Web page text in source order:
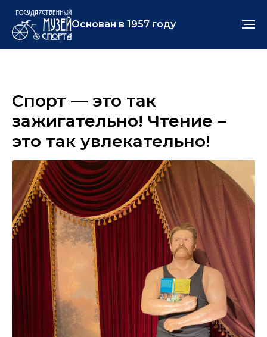
Основан в 1957 году
Спорт — это так
зажигательно! Чтение –
это так увлекательно!